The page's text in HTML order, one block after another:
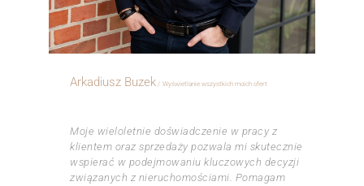
Arkadiusz Buzek Wyświetlanie wszystkich moich ofert
Moje wieloletnie doświadczenie w pracy z
klientem oraz sprzedaży pozwala mi skutecznie
wspierać w podejmowaniu kluczowych decyzji
związanych z nieruchomościami. Pomagam